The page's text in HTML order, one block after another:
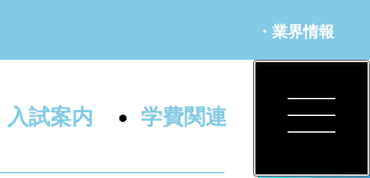
・業界情報
入試案内 学費関連